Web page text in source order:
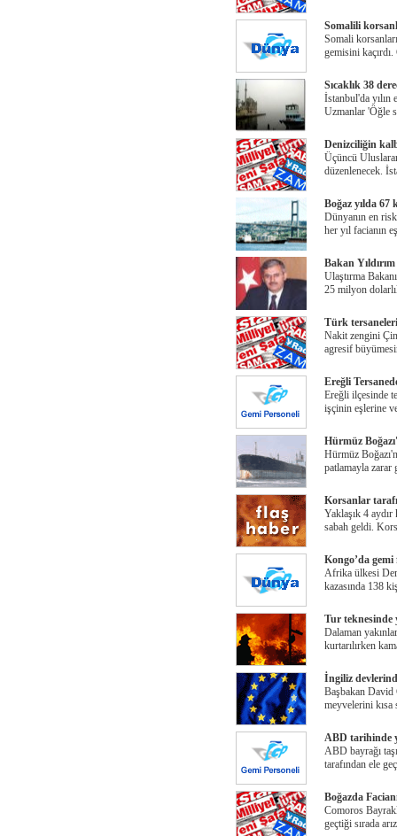
Somalili
Somali
gemisini
Sıcaklık 38
İstanbul'da yılın
Uzmanlar 'Öğle
Denizciliğin
Üçüncü
düzenlenecek.
Boğaz yılda 67
Dünyanın en
her yıl facianın
Bakan
Ulaştırma
25 milyon
Türk
Nakit zengini
agresif
Ereğli
Ereğli ilçesinde
işçinin eşlerine
Hürmüz
Hürmüz
patlamayla
Korsanlar
Yaklaşık 4
sabah geldi.
Kongo’da gemi
Afrika ülkesi
kazasında 138
Tur teknesinde
Dalaman
kurtarılırken
İngiliz
Başbakan
meyvelerini
ABD tarihinde
ABD bayrağı
tarafından ele
Boğazda
Comoros
geçtiği sırada